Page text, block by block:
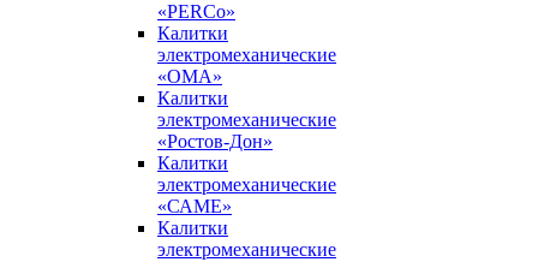
«PERCo»
Калитки
электромеханические
«ОМА»
Калитки
электромеханические
«Ростов-Дон»
Калитки
электромеханические
«САМЕ»
Калитки
электромеханические